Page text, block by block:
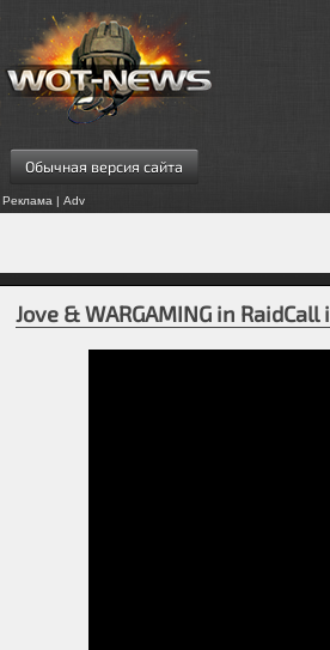
Обычная версия сайта
Реклама | Adv
Jove & WARGAMING in RaidCall